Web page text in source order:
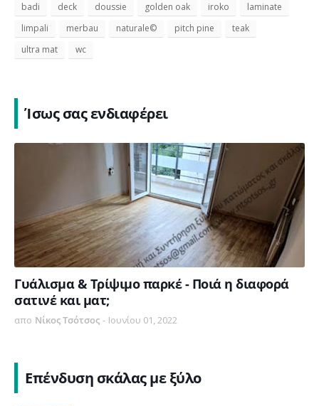
badi
deck doussie golden oak iroko
laminate
limpali
merbau naturale© pitch pine
teak
ultra mat
wc
Ίσως σας ενδιαφέρει
Γυάλισμα & Τρίψιμο παρκέ - Ποιά η διαφορά
σατινέ και ματ;
απο Νίκος Τσότσος - Ιουνίου 01, 2022
Επένδυση σκάλας με ξύλο